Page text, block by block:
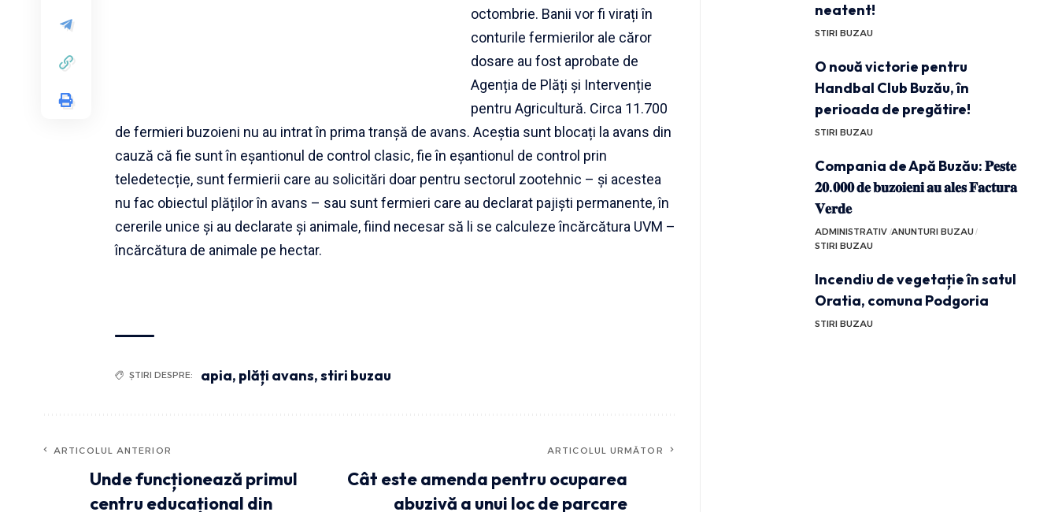
octombrie. Banii vor fi virați în
conturile fermierilor ale căror
dosare au fost aprobate de
Agenția de Plăți și Intervenție
pentru Agricultură. Circa 11.700
de fermieri buzoieni nu au intrat în prima tranșă de avans. Aceștia sunt blocați la avans din
cauză că fie sunt în eșantionul de control clasic, fie în eșantionul de control prin
teledetecție, sunt fermierii care au solicitări doar pentru sectorul zootehnic – și acestea
nu fac obiectul plăților în avans – sau sunt fermieri care au declarat pajiști permanente, în
cererile unice și au declarate și animale, fiind necesar să li se calculeze încărcătura UVM –
încărcătura de animale pe hectar.
ȘTIRI DESPRE: apia, plăți avans,stiri buzau
ARTICOLUL ANTERIOR
Unde funcționează primul
centru educațional din
ARTICOLUL URMĂTOR
Cât este amenda pentru ocuparea
abuzivă a unui loc de parcare
neatent!
STIRI BUZAU
O nouă victorie pentru
Handbal Club Buzău, în
perioada de pregătire!
STIRI BUZAU
Compania de Apă Buzău: 𝐏𝐞𝐬𝐭𝐞
𝟐𝟎.𝟎𝟎𝟎 𝐝𝐞 𝐛𝐮𝐳𝐨𝐢𝐞𝐧𝐢 𝐚𝐮 𝐚𝐥𝐞𝐬 𝐅𝐚𝐜𝐭𝐮𝐫𝐚
𝐕𝐞𝐫𝐝𝐞
ADMINISTRATIV ANUNTURI BUZAU
STIRI BUZAU
Incendiu de vegetație în satul
Oratia, comuna Podgoria
STIRI BUZAU